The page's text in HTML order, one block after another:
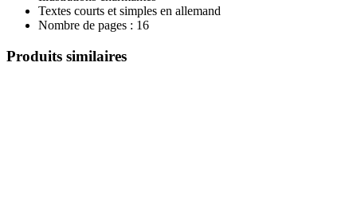
Textes courts et simples en allemand
Nombre de pages : 16
Produits similaires